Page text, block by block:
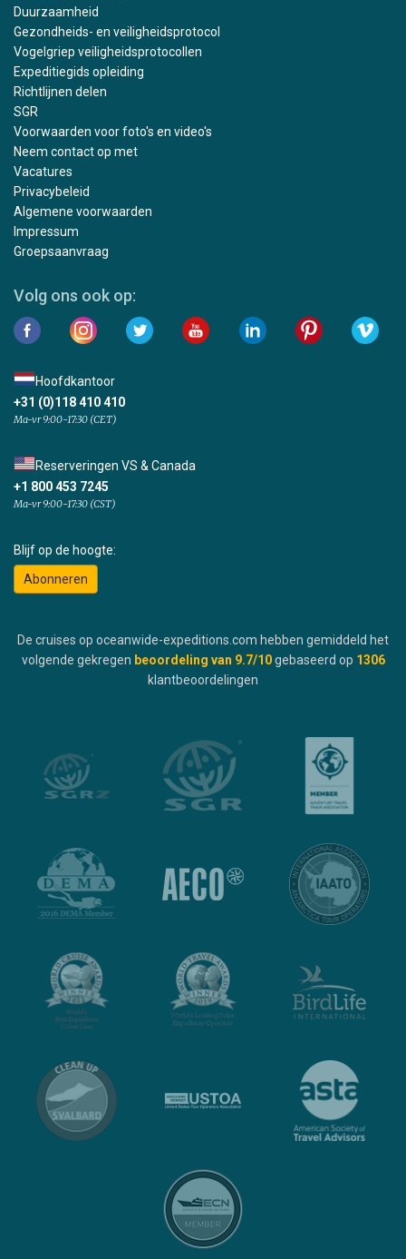
Duurzaamheid
Gezondheids- en veiligheidsprotocol
Vogelgriep veiligheidsprotocollen
Expeditiegids opleiding
Richtlijnen delen
SGR
Voorwaarden voor foto's en video's
Neem contact op met
Vacatures
Privacybeleid
Algemene voorwaarden
Impressum
Groepsaanvraag
Volg ons ook op:
Hoofdkantoor
+31 (0)118 410 410
Ma-vr 9:00-17:30 (CET)
Reserveringen VS & Canada
+1 800 453 7245
Ma-vr 9:00-17:30 (CST)
Blijf op de hoogte:
Abonneren
De cruises op oceanwide-expeditions.com hebben gemiddeld het
volgende gekregen beoordeling van 9.7/10 gebaseerd op 1306
klantbeoordelingen